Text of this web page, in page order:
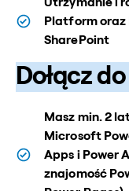
Platform oraz
SharePoint
Dołącz
Masz min. 2
Microsoft
Apps i Power
znajomość